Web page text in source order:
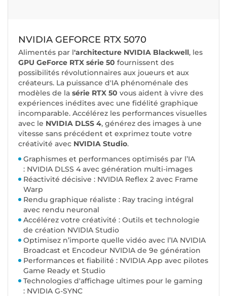
NVIDIA GEFORCE RTX 5070
Alimentés par l'architecture NVIDIA Blackwell, les
GPU GeForce RTX série 50 fournissent des
possibilités révolutionnaires aux joueurs et aux
créateurs. La puissance d'IA phénoménale des
modèles de la série RTX 50 vous aident à vivre des
expériences inédites avec une fidélité graphique
incomparable. Accélérez les performances visuelles
avec le NVIDIA DLSS 4, générez des images à une
vitesse sans précédent et exprimez toute votre
créativité avec NVIDIA Studio.
Graphismes et performances optimisés par l’IA
: NVIDIA DLSS 4 avec génération multi-images
Réactivité décisive : NVIDIA Reflex 2 avec Frame
Warp
Rendu graphique réaliste : Ray tracing intégral
avec rendu neuronal
Accélérez votre créativité : Outils et technologie
de création NVIDIA Studio
Optimisez n’importe quelle vidéo avec l’IA NVIDIA
Broadcast et Encodeur NVIDIA de 9e génération
Performances et fiabilité : NVIDIA App avec pilotes
Game Ready et Studio
Technologies d'affichage ultimes pour le gaming
: NVIDIA G-SYNC